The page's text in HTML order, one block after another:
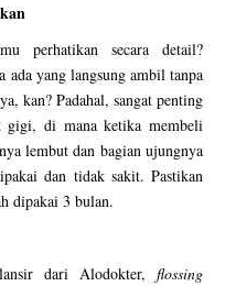
perhatikan secara detail?
ada yang langsung ambil tanpa
kan? Padahal, sangat penting
di mana ketika membeli
lembut dan bagian ujungnya
dan tidak sakit. Pastikan
dipakai 3 bulan.
dari Alodokter,flossing